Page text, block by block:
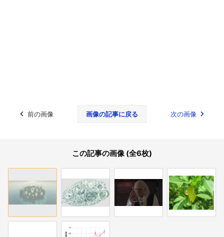
前の画像 画像の記事に戻る 次の画像
この記事の画像 (全6枚)